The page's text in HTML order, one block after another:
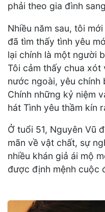
phải theo gia đình
Nhiều năm sau, tôi
đã tìm thấy tình yêu
lại chính là một người
Tôi cảm thấy chua xót
nước ngoài, yêu
Chính những kỷ niệm
hát Tình yêu thầm kín
Ở tuổi 51, Nguyên Vũ
mãn về vật chất, sự
nhiều khán giả ái mộ
được định mệnh cuộc